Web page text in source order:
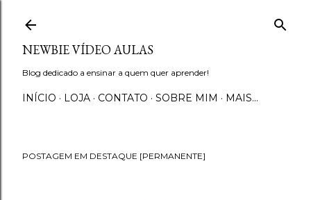
NEWBIE VÍDEO AULAS
Blog dedicado a ensinar a quem quer aprender!
INÍCIO LOJA CONTATO SOBRE MIM MAIS…
POSTAGEM EM DESTAQUE [PERMANENTE]